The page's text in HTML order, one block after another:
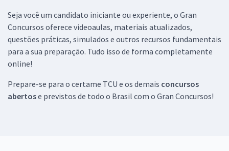
Seja você um candidato iniciante ou experiente, o Gran
Concursos oferece videoaulas, materiais atualizados,
questões práticas, simulados e outros recursos fundamentais
para a sua preparação. Tudo isso de forma completamente
online!
Prepare-se para o certame TCU e os demais concursos
abertose previstos de todo o Brasil com o Gran Concursos!